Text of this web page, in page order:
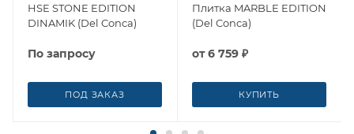
HSE STONE EDITION
DINAMIK (Del Conca)
По запросу
ПОД ЗАКАЗ
Плитка MARBLE EDITION
(Del Conca)
от6 759 ₽
КУПИТЬ